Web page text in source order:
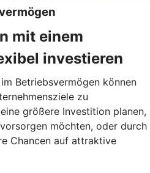
mit einem
investieren
Betriebsvermögen können
zu
größere Investition planen,
möchten, oder durch
Chancen auf attraktive